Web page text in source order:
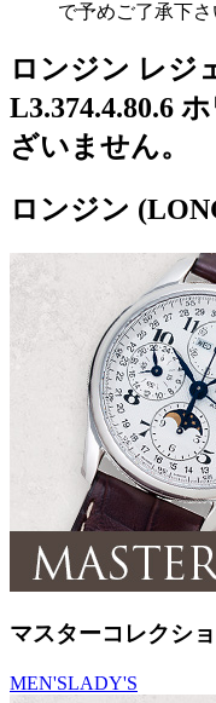
で予めご了承下さ
ロンジン レジ
L3.374.4.80.6
ざいません。
ロンジン
マスターコレクシ
MEN'SLADY'S